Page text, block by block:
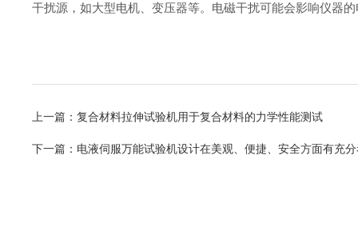
干扰源，如大型电机、变压器等。电磁干扰可能会影响仪器
上一篇： 复合材料拉伸试验机用于复合材料的力学性能测试
下一篇： 电液伺服万能试验机设计在美观、便捷、安全方面有充